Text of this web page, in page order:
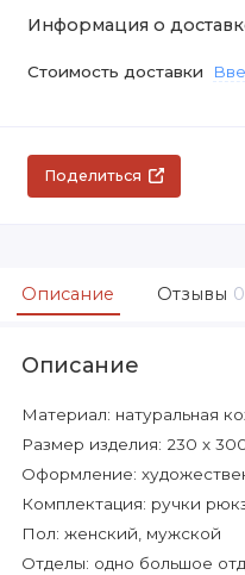
Информация о
Стоимость доставки
Поделиться
Описание Отзывы 0
Описание
Материал: натуральная
Размер изделия: 230 х
Оформление:
Комплектация: ручки
Пол: женский, мужской
Отделы: одно большое